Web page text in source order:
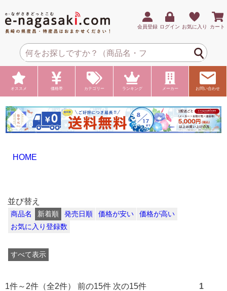
会員登録 ログイン お気に入り カート
オススメ 価格帯 カテゴリー ランキング メーカー お問い合わせ
HOME
並び替え
商品名 新着順 発売日順 価格が安い
価格が高い
お気に入り登録数
すべて表示
1件～2件（全2件） 前の15件 次の15件 1